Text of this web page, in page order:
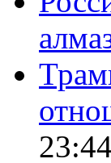
23:44